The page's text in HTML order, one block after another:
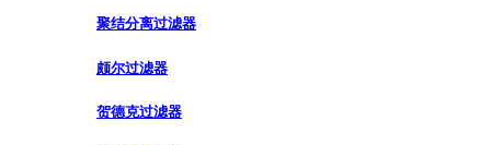
聚结分离过滤器
颇尔过滤器
贺德克过滤器